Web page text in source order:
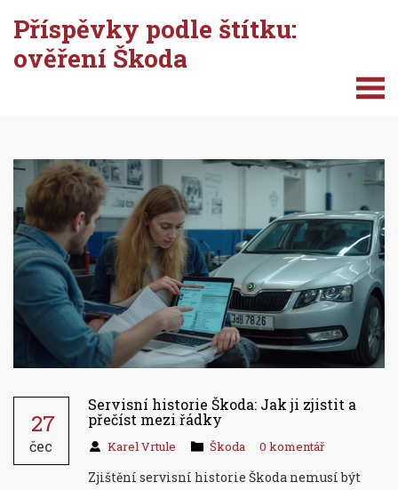
Příspěvky podle štítku:
ověření Škoda
27
čec
Servisní historie Škoda: Jak ji zjistit a
přečíst mezi řádky
Karel Vrtule Škoda 0 komentář
Zjištění servisní historie Škoda nemusí být